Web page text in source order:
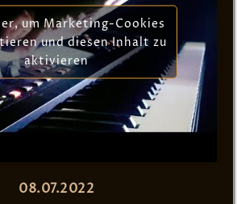
um Marketing-Cookies
und diesen Inhalt zu
aktivieren
08.07.2022